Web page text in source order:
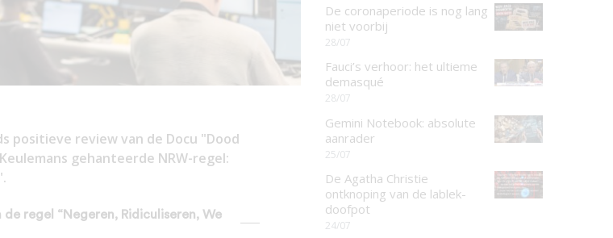
positieve review van de Docu "Dood
gehanteerde NRW-regel:
regel “Negeren, Ridiculiseren, We
De coronaperiode is nog lang
niet voorbij
28/07
Fauci’s verhoor: het ultieme
demasqué
28/07
Gemini Notebook: absolute
aanrader
25/07
De Agatha Christie
ontknoping van de lablek-
doofpot
24/07